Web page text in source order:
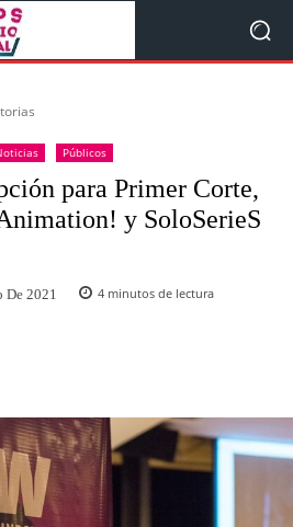
Públicos
para Primer Corte,
y SoloSerieS
De 2021 4 minutos de lectura